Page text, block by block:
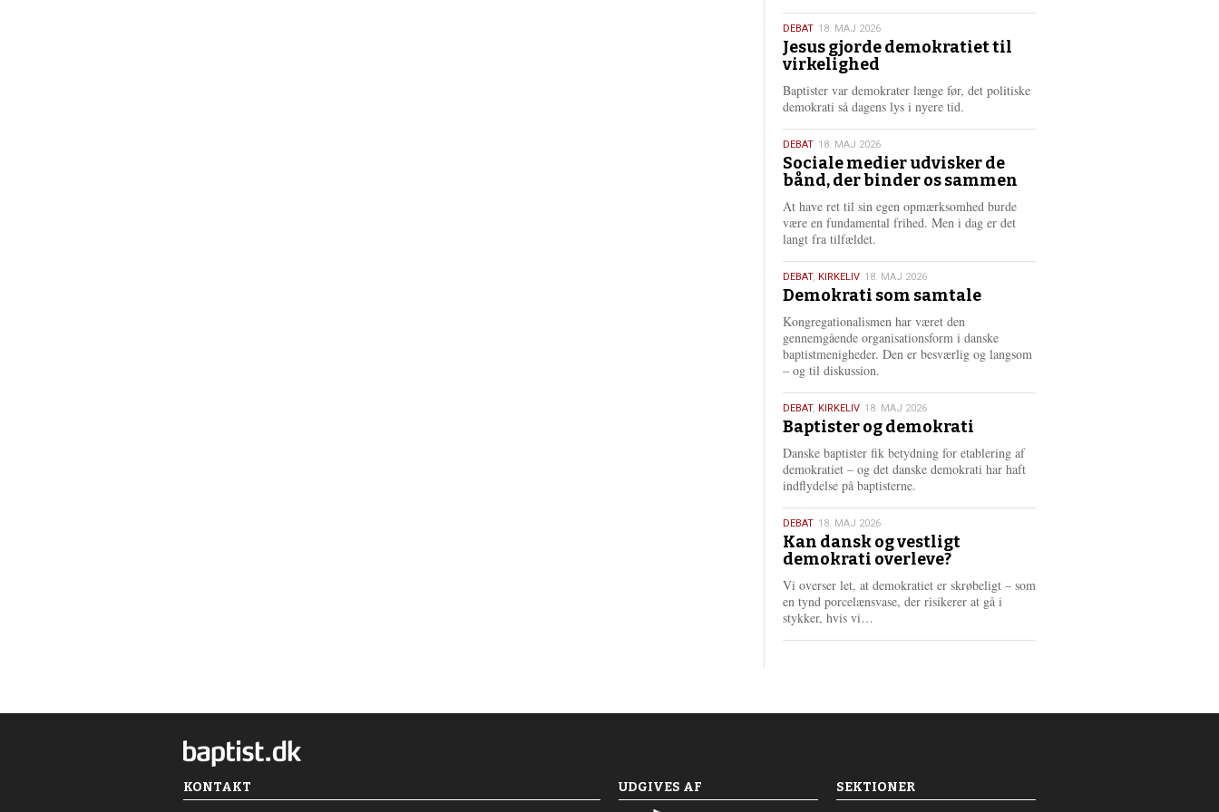
e
e
18.
maj
2026
DEBAT 18. MAJ 2026
Jesus gjorde demokratiet til
virkelighed
Baptister var demokrater længe før, det politiske
demokrati så dagens lys i nyere tid.
18.
maj
2026
DEBAT 18. MAJ 2026
Sociale medier udvisker de
bånd, der binder os sammen
At have ret til sin egen opmærksomhed burde
være en fundamental frihed. Men i dag er det
langt fra tilfældet.
18.
maj
2026
DEBAT, KIRKELIV 18. MAJ 2026
Demokrati som samtale
Kongregationalismen har været den
gennemgående organisationsform i danske
baptistmenigheder. Den er besværlig og langsom
– og til diskussion.
18.
maj
2026
DEBAT, KIRKELIV 18. MAJ 2026
Baptister og demokrati
Danske baptister fik betydning for etablering af
demokratiet – og det danske demokrati har haft
indflydelse på baptisterne.
18.
maj
2026
DEBAT 18. MAJ 2026
Kan dansk og vestligt
demokrati overleve?
Vi overser let, at demokratiet er skrøbeligt – som
en tynd porcelænsvase, der risikerer at gå i
stykker, hvis vi…
e
KONTAKT UDGIVES AF SEKTIONER